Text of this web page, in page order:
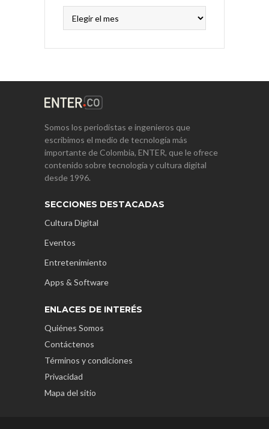
Somos los periodistas e ingenieros que
escribimos el medio de tecnología más
importante de Colombia, ENTER, que le ofrece
contenido sobre tecnología y cultura digital
desde 1996.
SECCIONES DESTACADAS
Cultura Digital
Eventos
Entretenimiento
Apps & Software
ENLACES DE INTERÉS
Quiénes Somos
Contáctenos
Términos y condiciones
Privacidad
Mapa del sitio